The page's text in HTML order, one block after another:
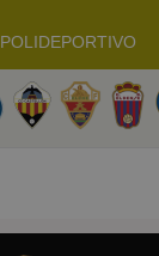
POLIDEPORTIVO